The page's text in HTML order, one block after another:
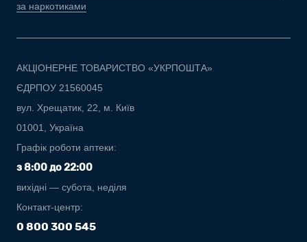
за наркотиками
АКЦІОНЕРНЕ ТОВАРИСТВО «УКРПОШТА»
ЄДРПОУ 21560045
вул. Хрещатик, 22, м. Київ
01001, Україна
Графік роботи аптеки:
з 8:00 до 22:00
вихідні — субота, неділя
Контакт-центр:
0 800 300 545